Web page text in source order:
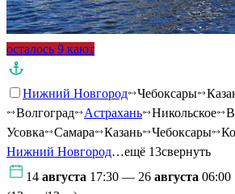
осталось 9 кают
Нижний Новгород Чебоксары
Волгоград
Астрахань Никольское
Усовка
Самара Казань Чебоксары
Нижний Новгород…ещё 13свернуть
14 августа 17:30 — 26 августа 06:00